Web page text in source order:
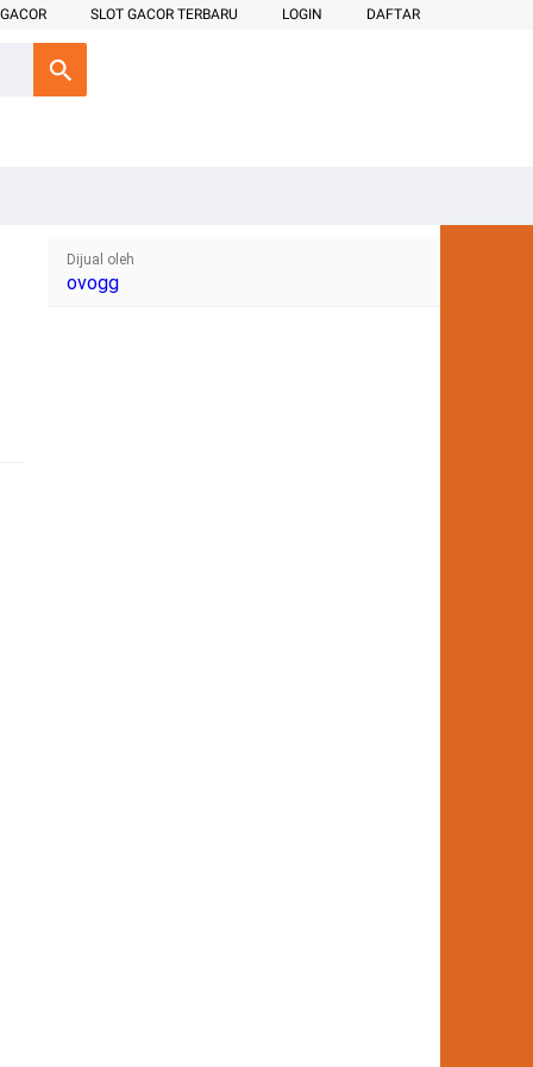
SLOT GACOR TERBARU LOGIN DAFTAR
Dijual oleh
ovogg